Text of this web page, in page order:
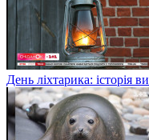
День ліхтарика: історія